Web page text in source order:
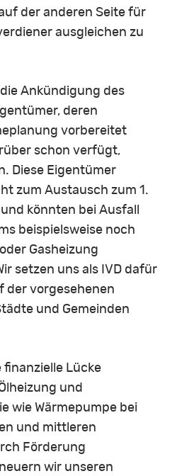
der anderen Seite für
ausgleichen zu
Ankündigung des
deren
vorbereitet
schon verfügt,
Diese Eigentümer
zum Austausch zum 1.
könnten bei Ausfall
beispielsweise noch
Gasheizung
setzen uns als IVD dafür
der vorgesehenen
und Gemeinden
finanzielle Lücke
und
wie Wärmepumpe bei
und mittleren
Förderung
wir unseren